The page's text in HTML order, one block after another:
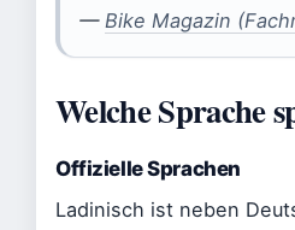
— Bike Magazin
Welche Sprache
Offizielle Sprachen
Ladinisch ist neben